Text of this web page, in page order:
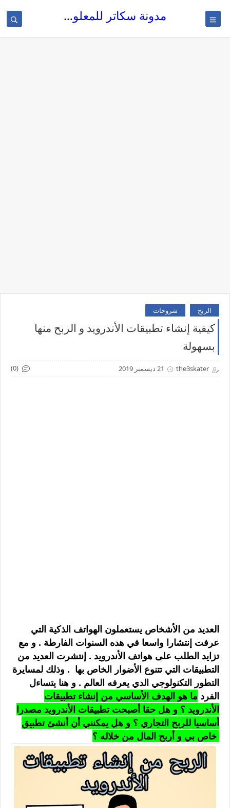
مدونة سكاتر للمعلوميات
الربح شروحات
كيفية إنشاء تطبيقات الأندرويد و الربح منها
بسهولة
the3skater 21 ديسمبر 2019 (0)
العديد من الأشخاص يستعملون الهواتف الذكية التي
عرفت إنتشارا واسعا في هده السنوات الفارطة . و مع
تزايد الطلب على هواتف الأندرويد . إنتشرت العديد من
التطبيقات التي تتنوع الأضوار الخاص بها . وذلك لمسايرة
التطور التكنولوجي الدي يعرفه العالم . و هنا يتساءل
الفرد ما هو الهدف الأساسي من إنشاء تطبيقات
الأندرويد ؟ و هل حقا أصبحت تطبيقات الأندرويد مصدرا
أساسيا للربح التجاري ؟ و هل يمكنني أن أنشئ تطبيق